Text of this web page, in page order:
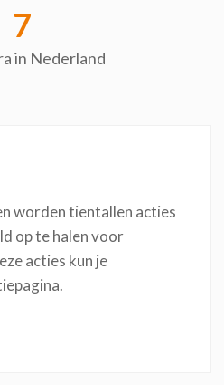
7
in Nederland
worden tientallen acties
op te halen voor
acties kun je